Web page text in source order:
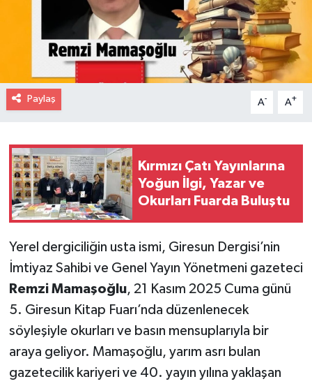
Paylaş A- A+
Kırmızı Çatı Yayınlarına
Yoğun İlgi, Yazar ve
Okurları Fuarda Buluştu
Yerel dergiciliğin usta ismi, Giresun Dergisi’nin
İmtiyaz Sahibi ve Genel Yayın Yönetmeni gazeteci
Remzi Mamaşoğlu, 21 Kasım 2025 Cuma günü
5. Giresun Kitap Fuarı’nda düzenlenecek
söyleşiyle okurları ve basın mensuplarıyla bir
araya geliyor. Mamaşoğlu, yarım asrı bulan
gazetecilik kariyeri ve 40. yayın yılına yaklaşan